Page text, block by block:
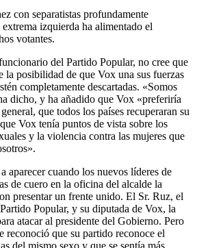
con separatistas profundamente
izquierda ha alimentado el
votantes.
del Partido Popular, no cree que
la posibilidad de que Vox una sus fuerzas
completamente descartadas. «Somos
dicho, y ha añadido que Vox «preferiría
que todos los países recuperaran su
Vox tenía puntos de vista sobre los
y la violencia contra las mujeres que
aparecer cuando los nuevos líderes de
de cuero en la oficina del alcalde la
presentar un frente unido. El Sr. Ruz, el
Popular, y su diputada de Vox, la
atacar al presidente del Gobierno. Pero
reconoció que su partido reconoce el
del mismo sexo y que se sentía más